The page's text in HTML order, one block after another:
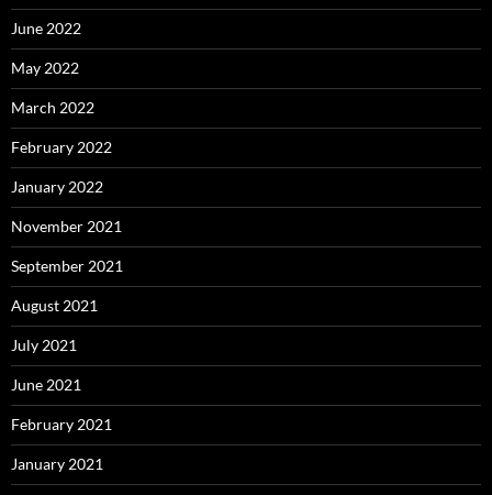
June 2022
May 2022
March 2022
February 2022
January 2022
November 2021
September 2021
August 2021
July 2021
June 2021
February 2021
January 2021